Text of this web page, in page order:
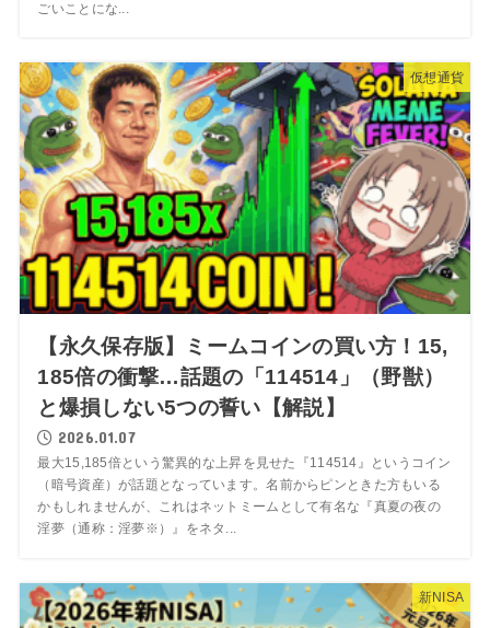
ごいことにな...
仮想通貨
【永久保存版】ミームコインの買い方！15,
185倍の衝撃…話題の「114514」（野獣）
と爆損しない5つの誓い【解説】
2026.01.07
最大15,185倍という驚異的な上昇を見せた『114514』というコイン
（暗号資産）が話題となっています。名前からピンときた方もいる
かもしれませんが、これはネットミームとして有名な『真夏の夜の
淫夢（通称：淫夢※）』をネタ...
新NISA